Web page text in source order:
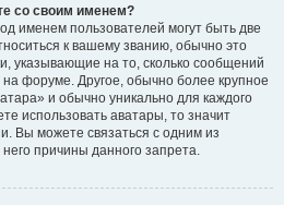
со своим именем?
именем пользователей могут быть две
к вашему званию, обычно это
указывающие на то, сколько сообщений
форуме. Другое, обычно более крупное
и обычно уникально для каждого
использовать аватары, то значит
Вы можете связаться с одним из
причины данного запрета.